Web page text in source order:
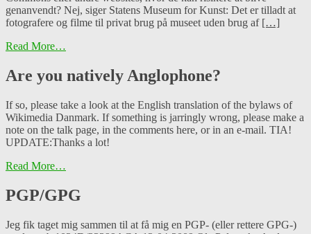
genanvendt? Nej, siger Statens Museum for Kunst: Det er tilladt at
fotografere og filme til privat brug på museet uden brug af […]
Read More…
Are you natively Anglophone?
If so, please take a look at the English translation of the bylaws of
Wikimedia Danmark. If something is jarringly wrong, please make a
note on the talk page, in the comments here, or in an e-mail. TIA!
UPDATE:Thanks a lot!
Read More…
PGP/GPG
Jeg fik taget mig sammen til at få mig en PGP- (eller rettere GPG-)